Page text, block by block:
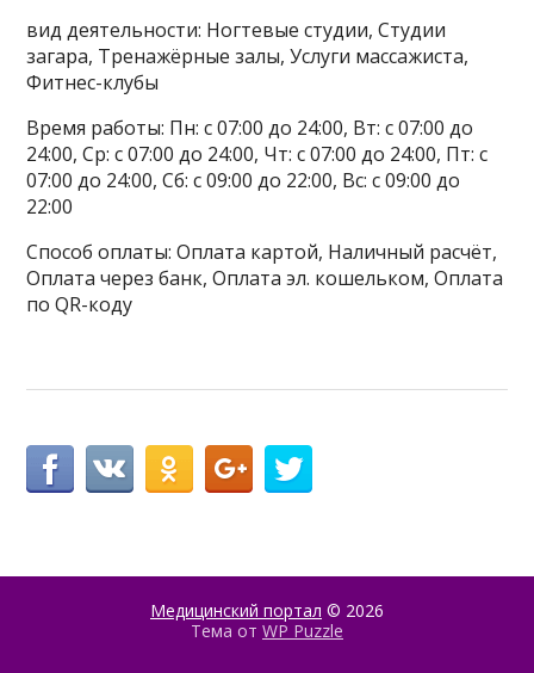
вид деятельности: Ногтевые студии, Студии
загара, Тренажёрные залы, Услуги массажиста,
Фитнес-клубы
Время работы: Пн: с 07:00 до 24:00, Вт: с 07:00 до
24:00, Ср: с 07:00 до 24:00, Чт: с 07:00 до 24:00, Пт: с
07:00 до 24:00, Сб: с 09:00 до 22:00, Вс: с 09:00 до
22:00
Способ оплаты: Оплата картой, Наличный расчёт,
Оплата через банк, Оплата эл. кошельком, Оплата
по QR-коду
Медицинский портал © 2026
Тема от WP Puzzle